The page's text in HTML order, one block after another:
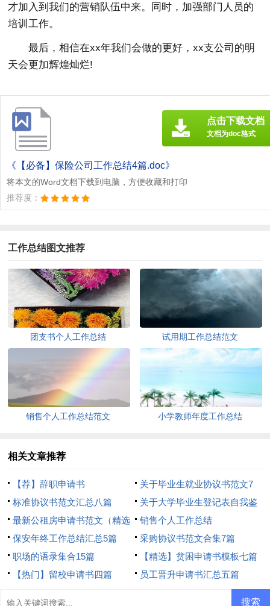
才加入到我们的营销队伍中来。同时，加强部门人员的
培训工作。
最后，相信在xx年我们会做的更好，xx支公司的明
天会更加辉煌灿烂!
《【必备】保险公司工作总结4篇.doc》
将本文的Word文档下载到电脑，方便收藏和打印
推荐度：
点击下载文档
文档为doc格式
工作总结图文推荐
团支书个人工作总结 试用期工作总结范文
销售个人工作总结范文 小学教师年度工作总结
相关文章推荐
【荐】辞职申请书
关于毕业生就业协议书范文7
篇
标准协议书范文汇总八篇
关于大学毕业生登记表自我鉴
定范文汇编九篇
最新公租房申请书范文（精选
13篇）
销售个人工作总结
保安年终工作总结汇总5篇
采购协议书范文合集7篇
职场的语录集合15篇
【精选】贫困申请书模板七篇
【热门】留校申请书四篇
员工晋升申请书汇总五篇